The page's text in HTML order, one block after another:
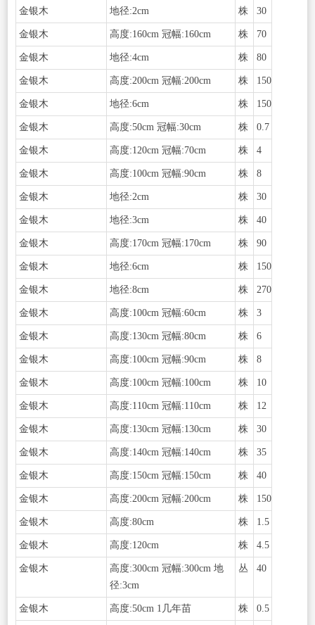
金银木 地径:2cm 株 30
金银木 高度:160cm 冠幅:160cm 株 70
金银木 地径:4cm 株 80
金银木 高度:200cm 冠幅:200cm 株 150
金银木 地径:6cm 株 150
金银木 高度:50cm 冠幅:30cm 株 0.7
金银木 高度:120cm 冠幅:70cm 株 4
金银木 高度:100cm 冠幅:90cm 株 8
金银木 地径:2cm 株 30
金银木 地径:3cm 株 40
金银木 高度:170cm 冠幅:170cm 株 90
金银木 地径:6cm 株 150
金银木 地径:8cm 株 270
金银木 高度:100cm 冠幅:60cm 株 3
金银木 高度:130cm 冠幅:80cm 株 6
金银木 高度:100cm 冠幅:90cm 株 8
金银木 高度:100cm 冠幅:100cm 株 10
金银木 高度:110cm 冠幅:110cm 株 12
金银木 高度:130cm 冠幅:130cm 株 30
金银木 高度:140cm 冠幅:140cm 株 35
金银木 高度:150cm 冠幅:150cm 株 40
金银木 高度:200cm 冠幅:200cm 株 150
金银木 高度:80cm 株 1.5
金银木 高度:120cm 株 4.5
金银木
高度:300cm 冠幅:300cm 地
径:3cm
丛 40
金银木 高度:50cm 1几年苗 株 0.5